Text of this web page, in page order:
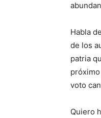
Habla
de los
patria
voto
Quiero